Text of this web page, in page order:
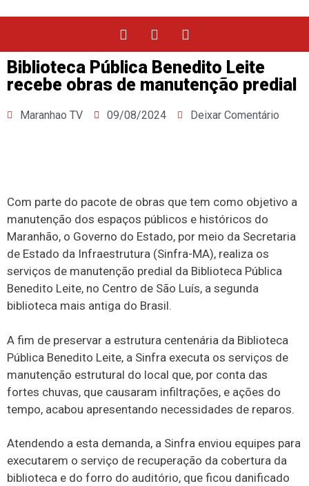
Biblioteca Pública Benedito Leite
recebe obras de manutenção predial
Maranhao TV 09/08/2024 Deixar Comentário
Com parte do pacote de obras que tem como objetivo a
manutenção dos espaços públicos e históricos do
Maranhão, o Governo do Estado, por meio da Secretaria
de Estado da Infraestrutura (Sinfra-MA), realiza os
serviços de manutenção predial da Biblioteca Pública
Benedito Leite, no Centro de São Luís, a segunda
biblioteca mais antiga do Brasil.
A fim de preservar a estrutura centenária da Biblioteca
Pública Benedito Leite, a Sinfra executa os serviços de
manutenção estrutural do local que, por conta das
fortes chuvas, que causaram infiltrações, e ações do
tempo, acabou apresentando necessidades de reparos.
Atendendo a esta demanda, a Sinfra enviou equipes para
executarem o serviço de recuperação da cobertura da
biblioteca e do forro do auditório, que ficou danificado